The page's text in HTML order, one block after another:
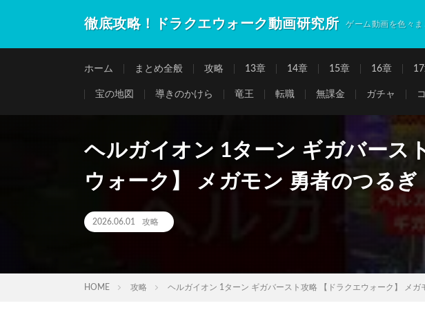
徹底攻略！ドラクエウォーク動画研究所 ゲーム動画を色々ま
ホーム まとめ全般 攻略 13章 14章 15章 16章
宝の地図 導きのかけら 竜王 転職 無課金 ガチャ
ヘルガイオン 1ターン ギガバース
ウォーク】 メガモン 勇者のつるぎ
2026.06.01 攻略
HOME 攻略 ヘルガイオン 1ターン ギガバースト攻略 【ドラクエウォーク】 メガ